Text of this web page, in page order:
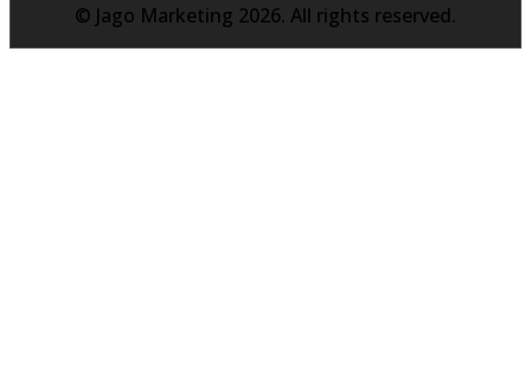
© Jago Marketing 2026. All rights reserved.